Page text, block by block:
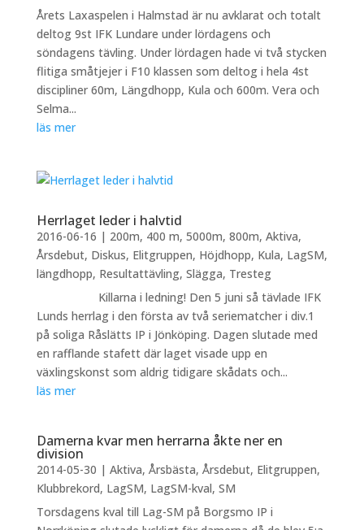
Årets Laxaspelen i Halmstad är nu avklarat och totalt
deltog 9st IFK Lundare under lördagens och
söndagens tävling. Under lördagen hade vi två stycken
flitiga småtjejer i F10 klassen som deltog i hela 4st
discipliner 60m, Längdhopp, Kula och 600m. Vera och
Selma...
läs mer
Herrlaget leder i halvtid
2016-06-16 | 200m, 400 m, 5000m, 800m, Aktiva,
Årsdebut, Diskus, Elitgruppen, Höjdhopp, Kula, LagSM,
längdhopp, Resultattävling, Slägga, Tresteg
Killarna i ledning! Den 5 juni så tävlade IFK
Lunds herrlag i den första av två seriematcher i div.1
på soliga Råslätts IP i Jönköping. Dagen slutade med
en rafflande stafett där laget visade upp en
växlingskonst som aldrig tidigare skådats och...
läs mer
Damerna kvar men herrarna åkte ner en
division
2014-05-30 | Aktiva, Årsbästa, Årsdebut, Elitgruppen,
Klubbrekord, LagSM, LagSM-kval, SM
Torsdagens kval till Lag-SM på Borgsmo IP i